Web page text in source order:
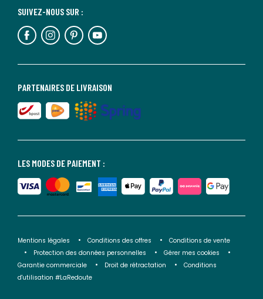
LES MODES DE PAIEMENT :
PARTENAIRES DE LIVRAISON
SUIVEZ-NOUS SUR :
Mentions légales Conditions des offres
Conditions de vente
Protection des données personnelles
Gérer mes cookies
Garantie commerciale
Droit de rétractation
Conditions
d'utilisation #LaRedoute